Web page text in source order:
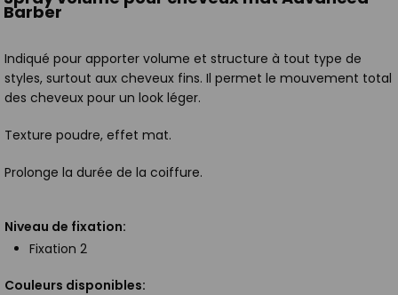
Barber
Indiqué pour apporter volume et structure à tout type de
styles, surtout aux cheveux fins. Il permet le mouvement total
des cheveux pour un look léger.
Texture poudre, effet mat.
Prolonge la durée de la coiffure.
Niveau de fixation:
Fixation 2
Couleurs disponibles: